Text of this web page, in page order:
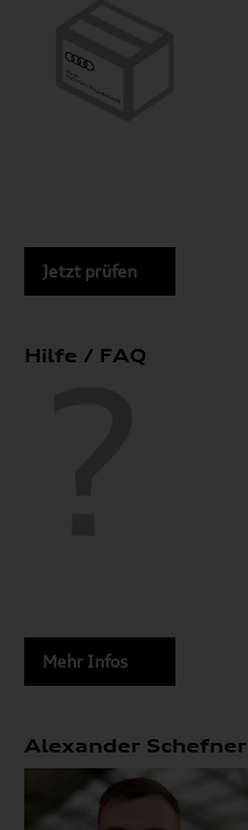
Jetzt prüfen
Hilfe / FAQ
Mehr Infos
Alexander Schefner